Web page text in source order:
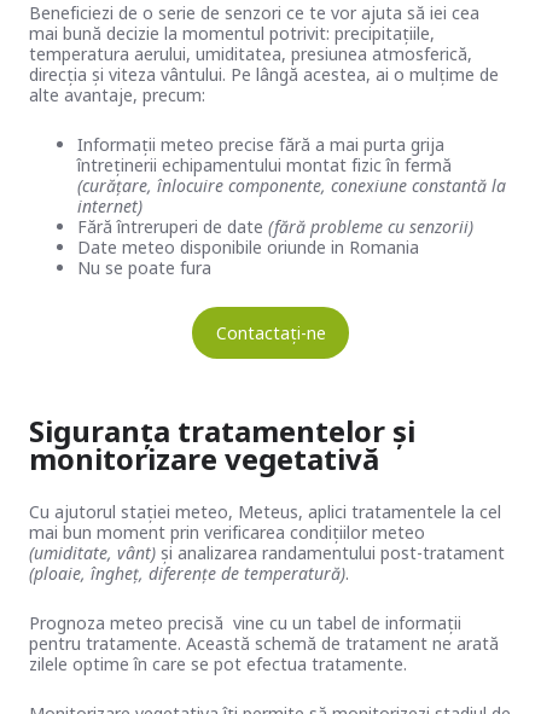
Beneficiezi de o serie de senzori ce te vor ajuta să iei cea
mai bună decizie la momentul potrivit: precipitațiile,
temperatura aerului, umiditatea, presiunea atmosferică,
direcția și viteza vântului. Pe lângă acestea, ai o mulțime de
alte avantaje, precum:
Informații meteo precise fără a mai purta grija
întreținerii echipamentului montat fizic în fermă
(curățare, înlocuire componente, conexiune constantă la
internet)
Fără întreruperi de date (fără probleme cu senzorii)
Date meteo disponibile oriunde in Romania
Nu se poate fura
Contactați-ne
Siguranța tratamentelor și
monitorizare vegetativă
Cu ajutorul stației meteo, Meteus, aplici tratamentele la cel
mai bun moment prin verificarea condițiilor meteo
(umiditate, vânt) și analizarea randamentului post-tratament
(ploaie, îngheț, diferențe de temperatură).
Prognoza meteo precisă vine cu un tabel de informații
pentru tratamente. Această schemă de tratament ne arată
zilele optime în care se pot efectua tratamente.